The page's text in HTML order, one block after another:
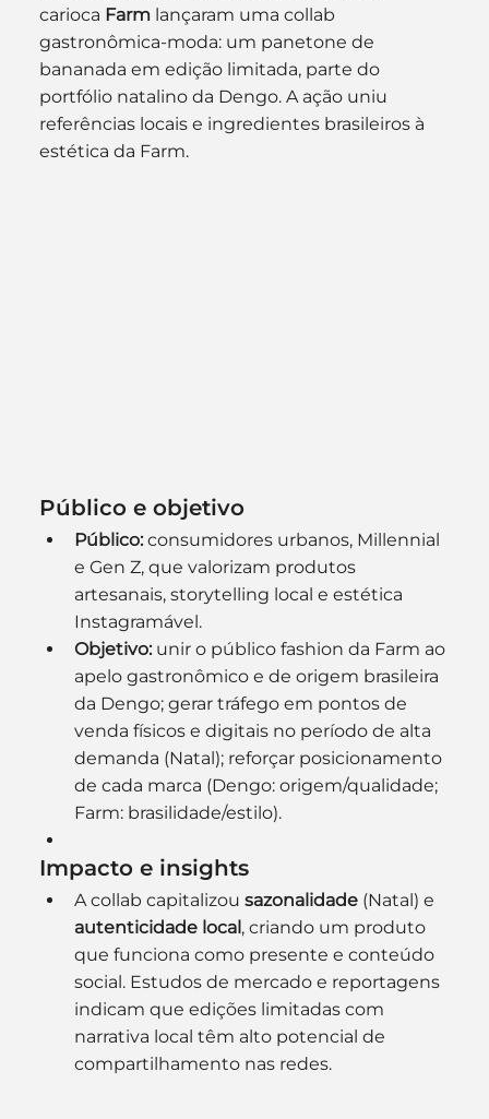
carioca Farm lançaram uma collab
gastronômica-moda: um panetone de
bananada em edição limitada, parte do
portfólio natalino da Dengo. A ação uniu
referências locais e ingredientes brasileiros à
estética da Farm.
Público e objetivo
Público: consumidores urbanos, Millennial
e Gen Z, que valorizam produtos
artesanais, storytelling local e estética
Instagramável.
Objetivo: unir o público fashion da Farm ao
apelo gastronômico e de origem brasileira
da Dengo; gerar tráfego em pontos de
venda físicos e digitais no período de alta
demanda (Natal); reforçar posicionamento
de cada marca (Dengo: origem/qualidade;
Farm: brasilidade/estilo).
Impacto e insights
A collab capitalizou sazonalidade (Natal) e
autenticidade local, criando um produto
que funciona como presente e conteúdo
social. Estudos de mercado e reportagens
indicam que edições limitadas com
narrativa local têm alto potencial de
compartilhamento nas redes.